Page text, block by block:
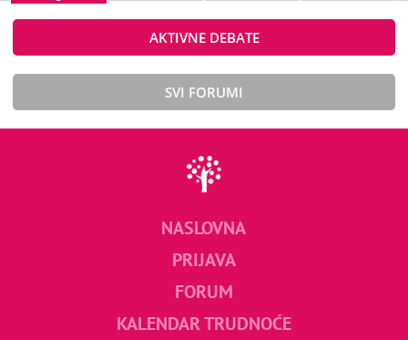
AKTIVNE DEBATE
SVI FORUMI
NASLOVNA
PRIJAVA
FORUM
KALENDAR TRUDNOĆE